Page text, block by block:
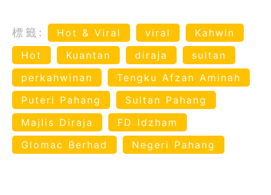
標籤: Hot & Viral viral
Kahwin
Hot
Kuantan diraja
sultan
perkahwinan
Tengku Afzan Aminah
Puteri Pahang
Sultan Pahang
Majlis Diraja
FD Idzham
Glomac Berhad
Negeri Pahang